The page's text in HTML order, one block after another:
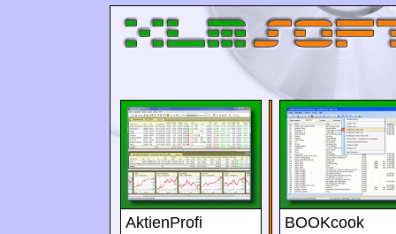
AktienProfi BOOKcook